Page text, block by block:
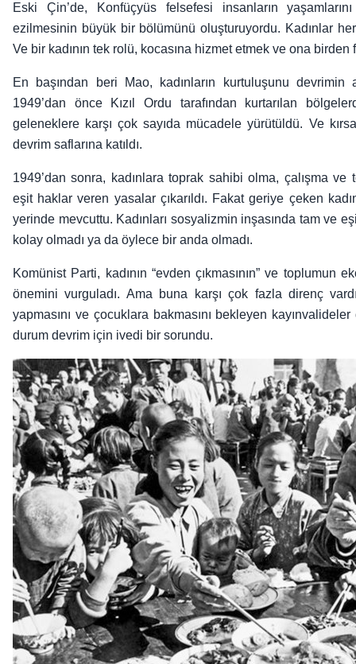
Eski Çin’de, Konfüçyüs felsefesi insanların
ezilmesinin büyük bir bölümünü oluşturuyordu. Kadınlar
Ve bir kadının tek rolü, kocasına hizmet etmek ve ona
En başından beri Mao, kadınların kurtuluşunu devrimin
1949’dan önce Kızıl Ordu tarafından kurtarılan
geleneklere karşı çok sayıda mücadele yürütüldü. Ve
devrim saflarına katıldı.
1949’dan sonra, kadınlara toprak sahibi olma, çalışma
eşit haklar veren yasalar çıkarıldı. Fakat geriye çeken
yerinde mevcuttu. Kadınları sosyalizmin inşasında tam ve
kolay olmadı ya da öylece bir anda olmadı.
Komünist Parti, kadının “evden çıkmasının” ve toplumun
önemini vurguladı. Ama buna karşı çok fazla direnç
yapmasını ve çocuklara bakmasını bekleyen
durum devrim için ivedi bir sorundu.